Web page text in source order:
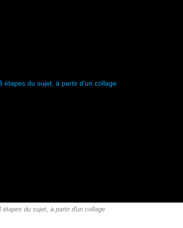
étapes du sujet, à partir d'un collage